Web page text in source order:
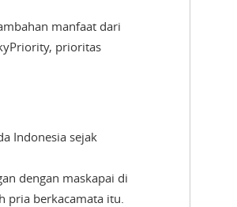
manfaat dari
prioritas
Indonesia sejak
dengan maskapai di
pria berkacamata itu.